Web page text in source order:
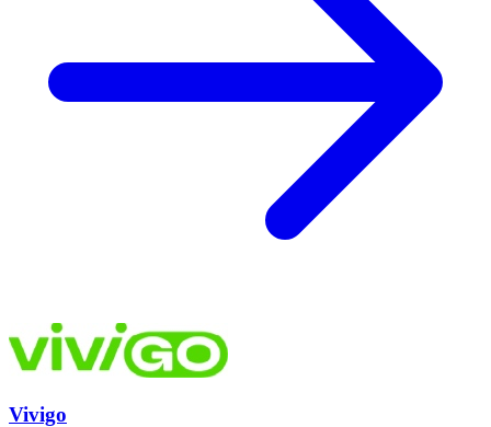
Vivigo